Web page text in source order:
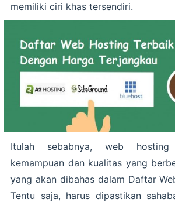
memiliki ciri khas tersendiri.
Itulah sebabnya, web
kemampuan dan kualitas yang
yang akan dibahas dalam Daftar
Tentu saja, harus dipastikan